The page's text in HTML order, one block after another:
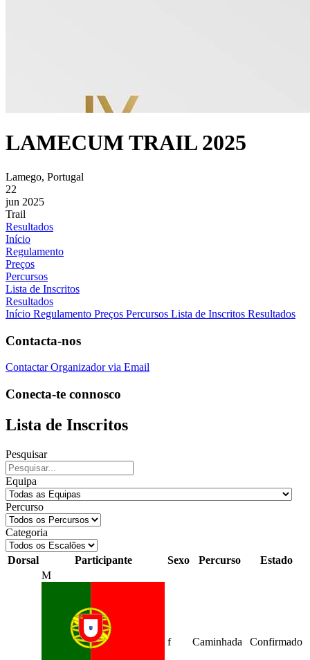
LAMECUM TRAIL 2025
Lamego, Portugal
22
jun 2025
Trail
Resultados
Início
Regulamento
Preços
Percursos
Lista de Inscritos
Resultados
Início Regulamento Preços Percursos Lista de Inscritos Resultados
Contacta-nos
Contactar Organizador via Email
Conecta-te connosco
Lista de Inscritos
Pesquisar
Equipa
Percurso
Categoria
Dorsal Participante Sexo Percurso
Estado
M
f Caminhada Confirmado